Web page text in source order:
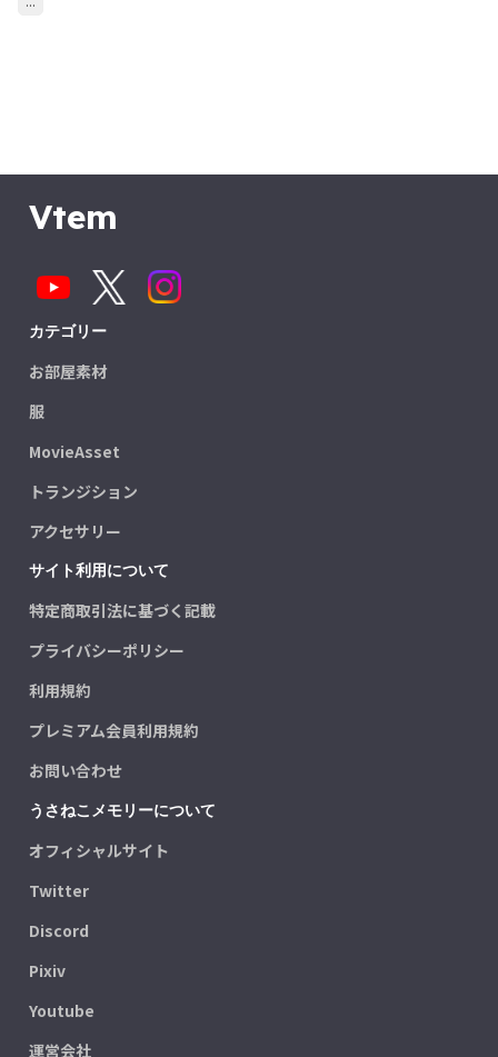
Vtem
カテゴリー
お部屋素材
服
MovieAsset
トランジション
アクセサリー
サイト利用について
特定商取引法に基づく記載
プライバシーポリシー
利用規約
プレミアム会員利用規約
お問い合わせ
うさねこメモリーについて
オフィシャルサイト
Twitter
Discord
Pixiv
Youtube
運営会社